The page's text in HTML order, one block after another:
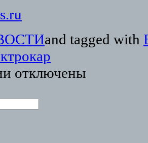
and tagged with
отключены